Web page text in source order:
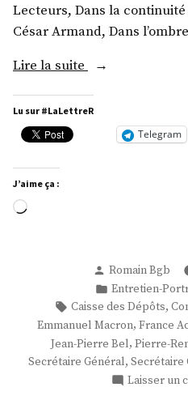
Lecteurs, Dans la
César Armand, Dans
Lire la suite « Monsieur
René
Lemas
Lu sur #LaLettreR
Telegram
J’aime ça :
Chargement…
Publié
par
Romain Bgb
Publié
dans
Entretien-
Étiquettes :
Caisse des Dépôts,
Emmanuel Macron, France
Jean-Pierre Bel, Pierre-
Secrétaire Général, Secrétaire
Laisser un